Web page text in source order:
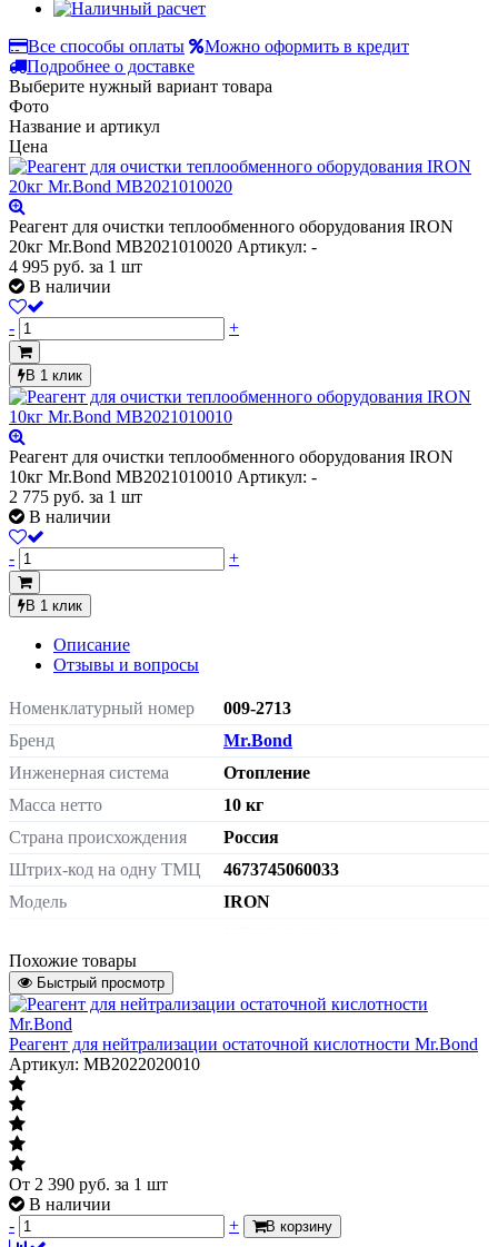
Все способы оплаты
Можно оформить в кредит
Подробнее о доставке
Выберите нужный вариант товара
Фото
Название и артикул
Цена
Реагент для очистки теплообменного оборудования IRON
20кг Mr.Bond MB2021010020 Артикул: -
4 995 руб. за 1 шт
В наличии
- +
В 1 клик
Реагент для очистки теплообменного оборудования IRON
10кг Mr.Bond MB2021010010 Артикул: -
2 775 руб. за 1 шт
В наличии
- +
В 1 клик
Описание
Отзывы и вопросы
Номенклатурный номер
009-2713
Бренд
Mr.Bond
Инженерная система
Отопление
Масса нетто
10 кг
Страна происхождения
Россия
Штрих-код на одну ТМЦ
4673745060033
Модель
IRON
Похожие товары
Быстрый просмотр
Реагент для нейтрализации остаточной кислотности Mr.Bond
Артикул: MB2022020010
От 2 390 руб. за 1 шт
В наличии
-
+ В корзину